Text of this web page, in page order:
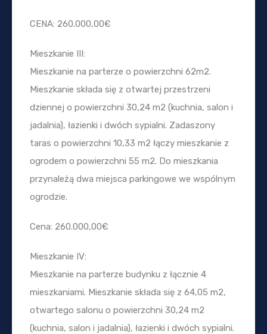
CENA: 260.000,00€
Mieszkanie III:
Mieszkanie na parterze o powierzchni 62m2.
Mieszkanie składa się z otwartej przestrzeni
dziennej o powierzchni 30,24 m2 (kuchnia, salon i
jadalnia), łazienki i dwóch sypialni. Zadaszony
taras o powierzchni 10,33 m2 łączy mieszkanie z
ogrodem o powierzchni 55 m2. Do mieszkania
przynależą dwa miejsca parkingowe we wspólnym
ogrodzie.
Cena: 260.000,00€
Mieszkanie IV:
Mieszkanie na parterze budynku z łącznie 4
mieszkaniami. Mieszkanie składa się z 64,05 m2,
otwartego salonu o powierzchni 30,24 m2
(kuchnia, salon i jadalnia), łazienki i dwóch sypialni.